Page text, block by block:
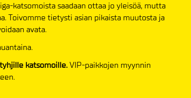
katsomoista saadaan ottaa jo yleisöä, mutta
Toivomme tietysti asian pikaista muutosta ja
avata.
katsomoille.VIP-paikkojen myynnin